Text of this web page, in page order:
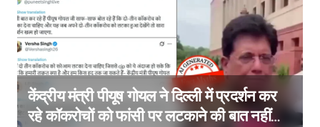
केंद्रीय मंत्री पीयूष गोयल ने दिल्ली में प्रदर्शन कर
रहे कॉकरोचों को फांसी पर लटकाने की बात नहीं